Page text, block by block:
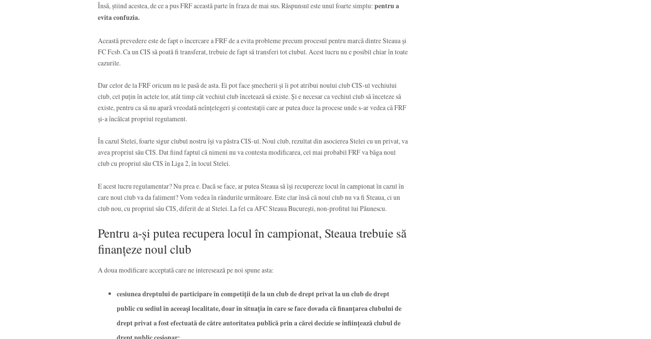
Însă, știind acestea, de ce a pus FRF această parte în fraza de mai sus. Răspunsul este unul foarte simplu: pentru a
evita confuzia.
Această prevedere este de fapt o încercare a FRF de a evita probleme precum procesul pentru marcă dintre Steaua și
FC Fcsb. Ca un CIS să poată fi transferat, trebuie de fapt să transferi tot clubul. Acest lucru nu e posibil chiar în toate
cazurile.
Dar celor de la FRF oricum nu le pasă de asta. Ei pot face șmecherii și îi pot atribui noului club CIS-ul vechiului
club, cel puțin în actele lor, atât timp cât vechiul club încetează să existe. Și e necesar ca vechiul club să înceteze să
existe, pentru ca să nu apară vreodată neînțelegeri și contestații care ar putea duce la procese unde s-ar vedea că FRF
și-a încălcat propriul regulament.
În cazul Stelei, foarte sigur clubul nostru își va păstra CIS-ul. Noul club, rezultat din asocierea Stelei cu un privat, va
avea propriul său CIS. Dat fiind faptul că nimeni nu va contesta modificarea, cel mai probabil FRF va băga noul
club cu propriul său CIS în Liga 2, în locul Stelei.
E acest lucru regulamentar? Nu prea e. Dacă se face, ar putea Steaua să își recupereze locul în campionat în cazul în
care noul club va da faliment? Vom vedea în rândurile următoare. Este clar însă că noul club nu va fi Steaua, ci un
club nou, cu propriul său CIS, diferit de al Stelei. La fel ca AFC Steaua București, non-profitul lui Păunescu.
Pentru a-și putea recupera locul în campionat, Steaua trebuie să
finanțeze noul club
A doua modificare acceptată care ne interesează pe noi spune asta:
cesiunea dreptului de participare în competiții de la un club de drept privat la un club de drept
public cu sediul în aceeași localitate, doar în situația în care se face dovada că finanțarea clubului de
drept privat a fost efectuată de către autoritatea publică prin a cărei decizie se înființează clubul de